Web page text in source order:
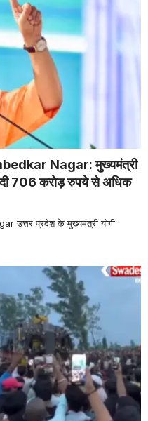
Nagar: मुख्यमंत्री
706 करोड़ रुपये से अधिक
प्रदेश के मुख्यमंत्री योगी